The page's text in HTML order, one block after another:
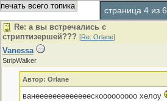
печать всего топика страница 4 из 6
Re: а вы встречались с
стриптизершей??? [Re: Orlane]
Vanessa
StripWalker
Автор: Orlane
ванееееееееееееескооооооооо хелоу